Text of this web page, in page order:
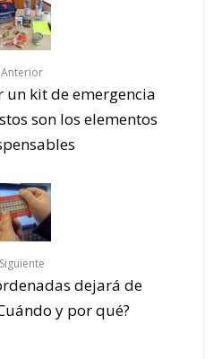
Anterior
un kit de emergencia
son los elementos
Siguiente
dejará de
y por qué?